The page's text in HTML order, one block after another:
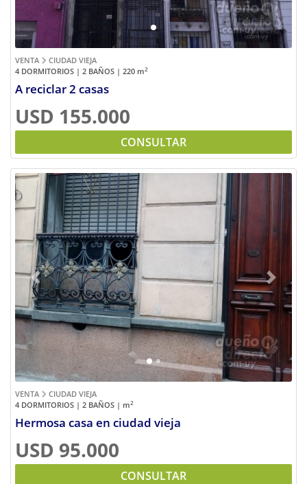
VENTA
CIUDAD VIEJA
4 DORMITORIOS | 2 BAÑOS | 220 m2
A reciclar 2 casas
USD 155.000
CONSULTAR
Previous Next
VENTA
CIUDAD VIEJA
4 DORMITORIOS | 2 BAÑOS | m2
Hermosa casa en ciudad vieja
USD 95.000
CONSULTAR